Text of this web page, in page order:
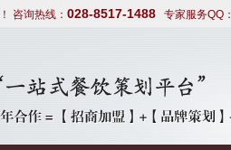
咨询热线： 028-8517-1488 专家服务QQ